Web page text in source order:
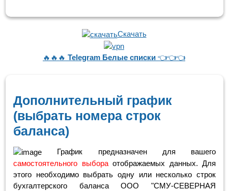
Скачать
🔥🔥🔥 Telegram Белые списки 👈👈👈
Дополнительный график
(выбрать номера строк
баланса)
График предназначен для вашего
самостоятельного выбораотображаемых данных. Для
этого необходимо выбрать одну или несколько строк
бухгалтерского баланса ООО "СМУ-СЕВЕРНАЯ